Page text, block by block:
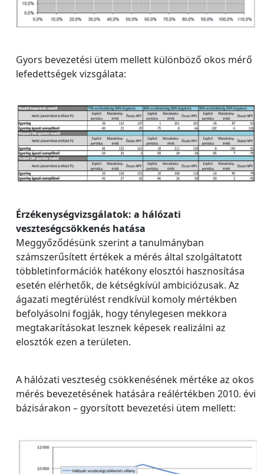
Gyors bevezetési ütem mellett különböző okos mérő
lefedettségek vizsgálata:
Érzékenységvizsgálatok: a hálózati
veszteségcsökkenés hatása
Meggyőződésünk szerint a tanulmányban
számszerűsített értékek a mérés által szolgáltatott
többletinformációk hatékony elosztói hasznosítása
esetén elérhetők, de kétségkívül ambiciózusak. Az
ágazati megtérülést rendkívül komoly mértékben
befolyásolni fogják, hogy ténylegesen mekkora
megtakarításokat lesznek képesek realizálni az
elosztók ezen a területen.
A hálózati veszteség csökkenésének mértéke az okos
mérés bevezetésének hatására reálértékben 2010. évi
bázisárakon – gyorsított bevezetési ütem mellett: